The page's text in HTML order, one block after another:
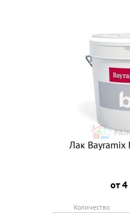
Лак Bayramix
от
Количество